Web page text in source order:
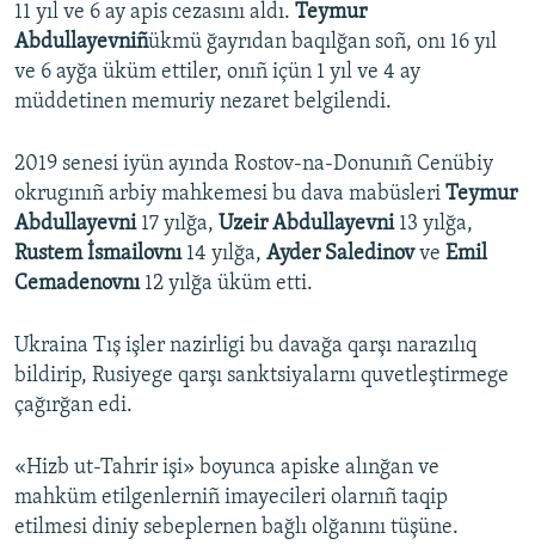
11 yıl ve 6 ay apis cezasını aldı. Teymur
Abdullayevniñükmü ğayrıdan baqılğan soñ, onı 16 yıl
ve 6 ayğa üküm ettiler, onıñ içün 1 yıl ve 4 ay
müddetinen memuriy nezaret belgilendi.
2019 senesi iyün ayında Rostov-na-Donunıñ Cenübiy
okrugınıñ arbiy mahkemesi bu dava mabüsleri Teymur
Abdullayevni17 yılğa, Uzeir Abdullayevni 13 yılğa,
Rustem İsmailovnı 14 yılğa, Ayder Saledinovve Emil
Cemadenovnı 12 yılğa üküm etti.
Ukraina Tış işler nazirligi bu davağa qarşı narazılıq
bildirip, Rusiyege qarşı sanktsiyalarnı quvetleştirmege
çağırğan edi.
«Hizb ut-Tahrir işi» boyunca apiske alınğan ve
mahküm etilgenlerniñ imayecileri olarnıñ taqip
etilmesi diniy sebeplernen bağlı olğanını tüşüne.